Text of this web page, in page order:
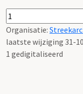
Organisatie:
laatste wijziging 31-
1 gedigitaliseerd